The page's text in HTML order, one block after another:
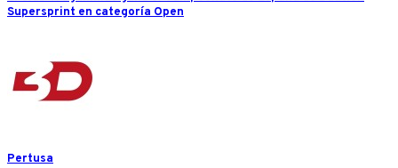
Supersprint en categoría Open
Pertusa